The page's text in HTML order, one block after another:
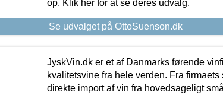
op. Klik her for at se deres udvalg.
Se udvalget på OttoSuenson.dk
JyskVin.dk er et af Danmarks førende
kvalitetsvine fra hele verden. Fra
direkte import af vin fra hovedsageligt